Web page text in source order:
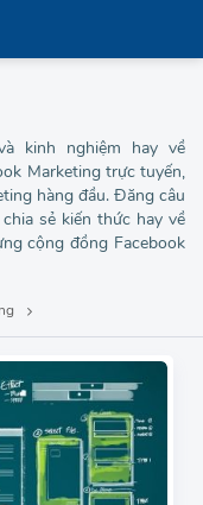
kinh nghiệm hay về
Marketing trực tuyến,
hàng đầu. Đăng câu
sẻ kiến thức hay về
cộng đồng Facebook